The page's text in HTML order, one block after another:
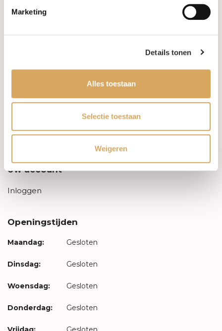
Marketing
Details tonen
Alles toestaan
Selectie toestaan
Weigeren
Leveringsvoorwaarden
Privacy Policy
Uw account
Inloggen
Openingstijden
Maandag: Gesloten
Dinsdag: Gesloten
Woensdag: Gesloten
Donderdag: Gesloten